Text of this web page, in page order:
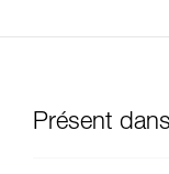
Présent